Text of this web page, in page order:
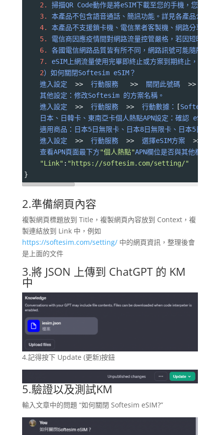
2.
掃描QR Code動作是將eSIM下載至您的手機，您還需
3.
本產品不包含語音通話、簡訊功能。詳見各產品介紹。
4.
本產品不支援鎖卡機、電信業者客製機、網路分享器
5.
電信商因應疫情間對網路流量控管嚴格，若因短時間
6.
各國電信網路品質皆有所不同，網路訊號可能隨所在
7.
eSIM上網流量使用完畢即終止或方案到期終止，且到
2）如何關閉Softesim eSIM？
進入設定
>> 行動服務 >> 關閉此號碼 >>
其他設定：修改Softesim 的方案名稱。
進入設定
>> 行動服務 >> 行動數據： [Softesim
日本、日韓卡、東南亞卡個人熱點APN設定：確認 eSIM
適用商品：日本5日無限卡、日本8日無限卡、日本5日1GB
進入設定
>> 行動服務 >> 選擇eSIM方案 >>
查看APN頁面最下方"個人熱點"APN欄位是否與其他欄APN
"Link" : "https://softesim.com/setting/"
}
2.準備網頁內容
複製網頁標題放到 Title，複製網頁內容放到 Context，複
製連結放到 Link 中，例如
https://softesim.com/setting/中的網頁資訊，整理後會
是上面的文件
3.將 JSON 上傳到 ChatGPT 的 KM
中
4.記得按下 Update (更新)按鈕
5.驗證以及測試KM
輸入文章中的問題 “如何關閉 Softesim eSIM?”